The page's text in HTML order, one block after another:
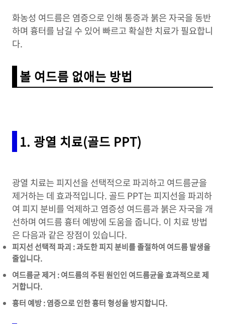
화농성 여드름은 염증으로 인해 통증과 붉은 자국을 동반
하며 흉터를 남길 수 있어 빠르고 확실한 치료가 필요합니
다.
볼 여드름 없애는 방법
1. 광열 치료(골드 PPT)
광열 치료는 피지선을 선택적으로 파괴하고 여드름균을
제거하는 데 효과적입니다. 골드 PPT는 피지선을 파괴하
여 피지 분비를 억제하고 염증성 여드름과 붉은 자국을 개
선하며 여드름 흉터 예방에 도움을 줍니다. 이 치료 방법
은 다음과 같은 장점이 있습니다.
피지선 선택적 파괴 : 과도한 피지 분비를 졸절하여 여드름 발생을
줄입니다.
여드름균 제거 : 여드름의 주된 원인인 여드름균을 효과적으로 제
거합니다.
흉터 예방 : 염증으로 인한 흉터 형성을 방지합니다.